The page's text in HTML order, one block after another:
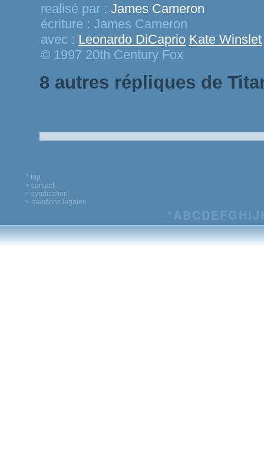
realisé par : James Cameron
écriture : James Cameron
avec : Leonardo DiCaprio Kate Winslet
© 1997 20th Century Fox
8 autres répliques de
^ top
> contact
> syndication
> mentions legales
*ABCDEFG HIJ